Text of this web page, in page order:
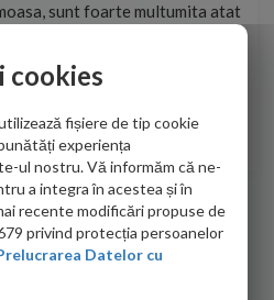
sunt foarte multumita atat
am colaborat in obtinerea
bine, va doresc!
cookies
fișiere de tip cookie
experiența
ul nostru. Vă informăm că ne-
a integra în acestea și în
recente modificări propuse de
privind protecția persoanelor
Datelor cu